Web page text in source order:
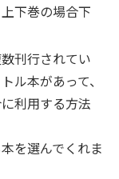
下巻の場合下
刊行されてい
ル本があって、
利用する方法
を選んでくれま